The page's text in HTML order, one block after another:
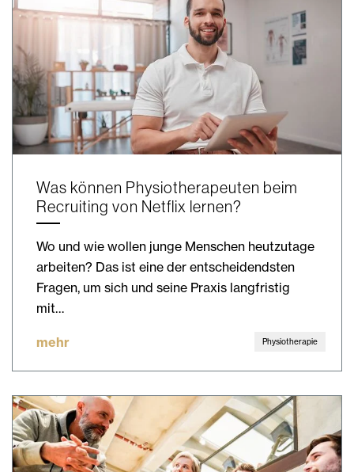
Was können Physiotherapeuten beim
Recruiting von Netflix lernen?
Wo und wie wollen junge Menschen heutzutage
arbeiten? Das ist eine der entscheidendsten
Fragen, um sich und seine Praxis langfristig
mit…
mehr Physiotherapie